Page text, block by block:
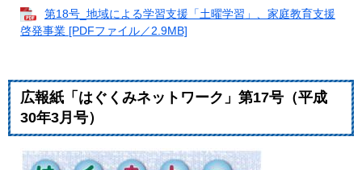
第18号_地域による学習支援「土曜学習」、家庭教育支援
啓発事業 [PDFファイル／2.9MB]
広報紙「はぐくみネットワーク」第17号（平成
30年3月号）